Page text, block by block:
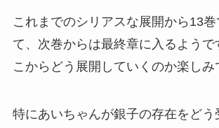
これまでのシリアスな展開から13
て、次巻からは最終章に入るようで
こからどう展開していくのか楽しみ
特にあいちゃんが銀子の存在をどう